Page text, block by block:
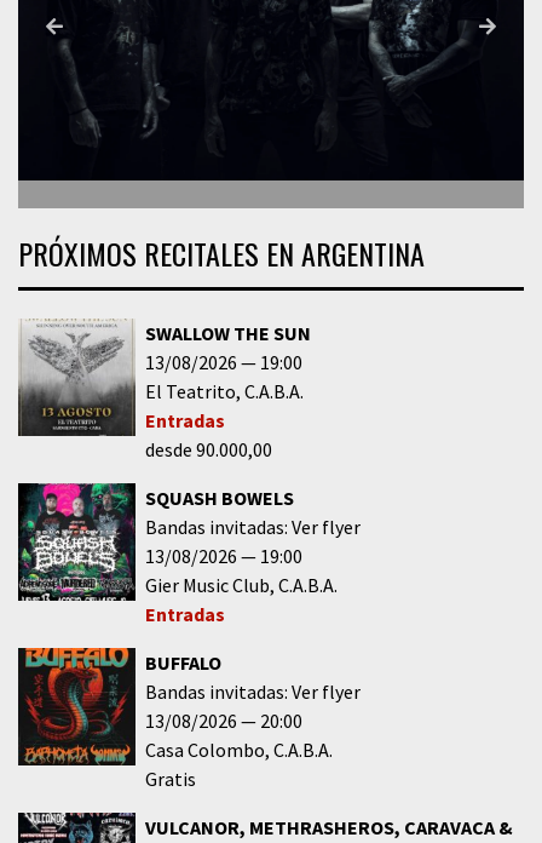
PRÓXIMOS RECITALES EN ARGENTINA
SWALLOW THE SUN
13/08/2026
19:00
El Teatrito C.A.B.A.
Entradas
desde 90.000,00
SQUASH BOWELS
Bandas invitadas: Ver flyer
13/08/2026
19:00
Gier Music Club C.A.B.A.
Entradas
BUFFALO
Bandas invitadas: Ver flyer
13/08/2026
20:00
Casa Colombo C.A.B.A.
Gratis
VULCANOR, METHRASHEROS, CARAVACA &